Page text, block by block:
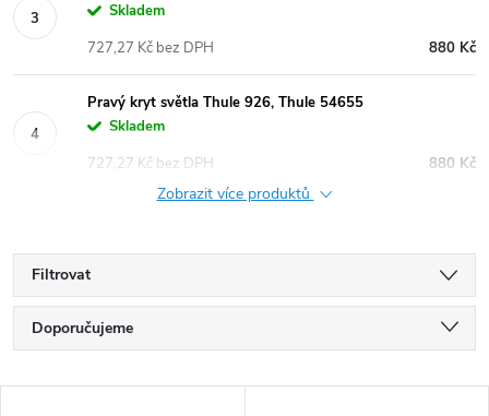
Skladem
880 Kč
727,27 Kč bez DPH
Pravý kryt světla Thule 926, Thule 54655
Skladem
880 Kč
727,27 Kč bez DPH
Zobrazit více produktů
Filtrovat
Ř
a
Doporučujeme